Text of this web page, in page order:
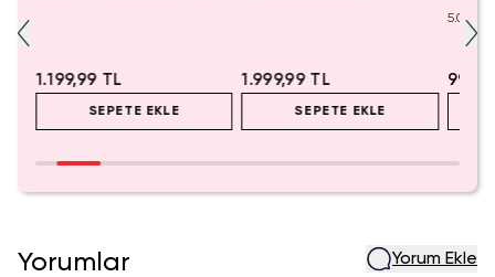
1.199,99 TL
SEPETE EKLE
1.999,99 TL
SEPETE EKLE
5.0
Yorumlar Yorum Ekle